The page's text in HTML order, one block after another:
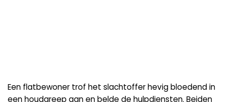
Een flatbewoner trof het slachtoffer hevig bloedend in
een houdgreep aan en belde de hulpdiensten. Beiden